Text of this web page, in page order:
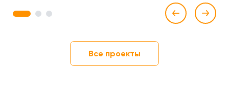
1 2 3
Все проекты